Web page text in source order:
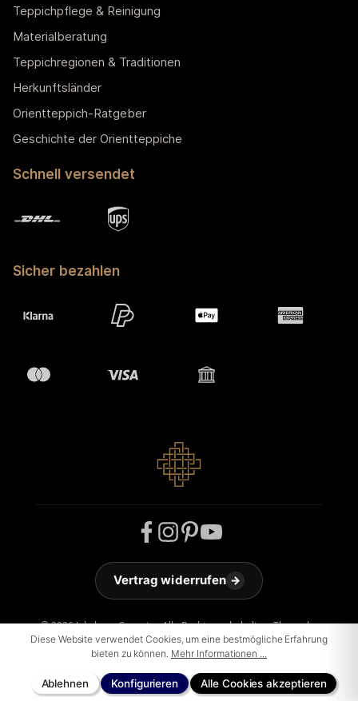
Teppichpflege & Reinigung
Materialberatung
Teppichregionen & Traditionen
Herkunftsländer
Orientteppich-Ratgeber
Geschichte der Orientteppiche
Schnell versendet
Sicher bezahlen
© 2026 Jakobson Carpets - Alle Rechte vorbehalten. Theme by
ThemeWare®
Vertrag widerrufen →
Diese Website verwendet Cookies, um eine bestmögliche Erfahrung
bieten zu können. Mehr Informationen ...
Ablehnen Konfigurieren Alle Cookies akzeptieren